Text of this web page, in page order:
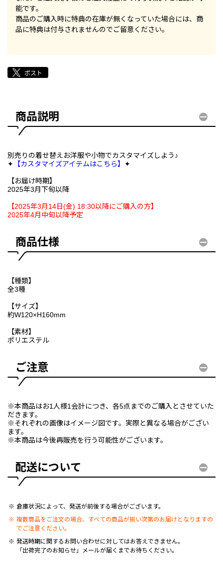
能です。
商品のご購入時に特典の在庫が無くなっていた場合には、商
品に特典は付与されませんのでご留意ください。
商品説明
別売りの着せ替えお洋服や小物でカスタマイズしよう♪
✦ 【カスタマイズアイテムはこちら】 ✦
【お届け時期】
2025年3月下旬以降
【2025年3月14日(金) 18:30以降にご購入の方】
2025年4月中旬以降予定
商品仕様
【種類】
全3種
【サイズ】
約W120×H160mm
【素材】
ポリエステル
ご注意
※本商品はお1人様1会計につき、各5点までのご購入とさせていた
だきます。
※それぞれの画像はイメージ図です。実際と異なる場合がござい
ます。
※本商品は今後再販売を行う可能性がございます。
配送について
倉庫状況によって、発送が前後する場合がございます。
複数商品をご注文の場合、すべての商品が揃い次第のお届けとなりますの
でご注意ください。
発送時期に関するお問い合わせに対してはお答えできません。
「出荷完了のお知らせ」メールが届くまでお待ちください。